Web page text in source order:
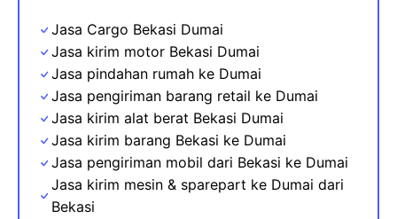
Jasa Cargo Bekasi Dumai
Jasa kirim motor Bekasi Dumai
Jasa pindahan rumah ke Dumai
Jasa pengiriman barang retail ke Dumai
Jasa kirim alat berat Bekasi Dumai
Jasa kirim barang Bekasi ke Dumai
Jasa pengiriman mobil dari Bekasi ke Dumai
Jasa kirim mesin & sparepart ke Dumai dari
Bekasi